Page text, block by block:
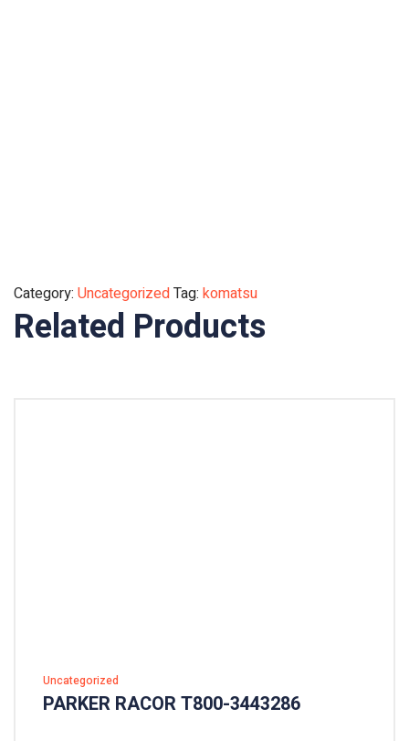
Category: UncategorizedTag: komatsu
Related Products
Uncategorized
PARKER RACOR T800-3443286